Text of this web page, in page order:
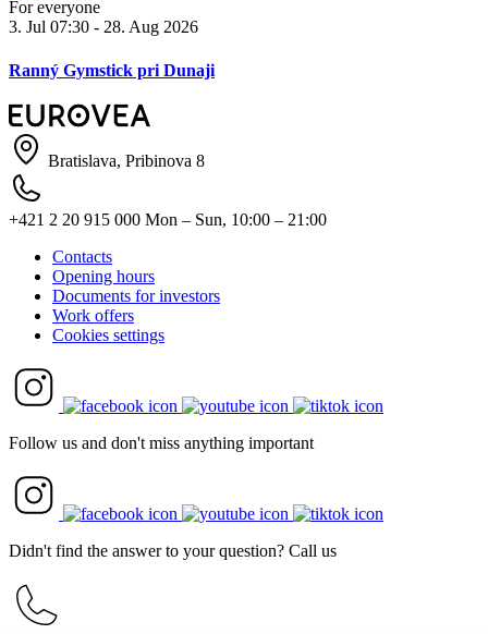
For everyone
3. Jul 07:30 - 28. Aug 2026
Ranný Gymstick pri Dunaji
Bratislava, Pribinova 8
+421 2 20 915 000 Mon – Sun, 10:00 – 21:00
Contacts
Opening hours
Documents for investors
Work offers
Cookies settings
Follow us and don't miss anything important
Didn't find the answer to your question? Call us